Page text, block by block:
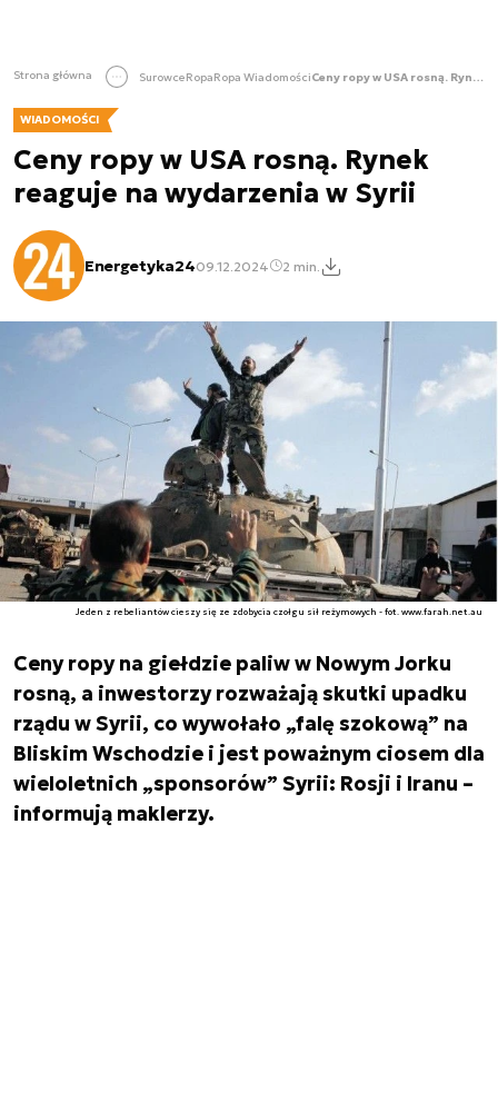
Strona główna SurowceRopaRopa Wiadomości Ceny ropy w USA rosną. Rynek reaguje na wydarzenia w Syrii
WIADOMOŚCI
Ceny ropy w USA rosną. Rynek
reaguje na wydarzenia w Syrii
Energetyka2409.12.2024 2 min.
Jeden z rebeliantów cieszy się ze zdobycia czołgu sił reżymowych - fot. www.farah.net.au
Ceny ropy na giełdzie paliw w Nowym Jorku
rosną, a inwestorzy rozważają skutki upadku
rządu w Syrii, co wywołało „falę szokową” na
Bliskim Wschodzie i jest poważnym ciosem dla
wieloletnich „sponsorów” Syrii: Rosji i Iranu –
informują maklerzy.